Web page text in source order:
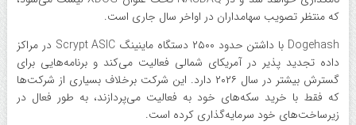
که منتظر تصویب سهامداران در اواخر سال جاری است.
Dogehash با داشتن حدود ۲۵۰۰ دستگاه ماینینگ Scrypt ASIC در مراکز
داده تجدید پذیر در آمریکای شمالی فعالیت می‌کند و برنامه‌هایی برای
گسترش بیشتر در سال ۲۰۲۶ دارد. این شرکت برخلاف بسیاری از شرکت‌ها
که فقط با خرید سکه‌های خود به فعالیت می‌پردازند، به طور فعال در
زیرساخت‌های خود سرمایه‌گذاری کرده است.